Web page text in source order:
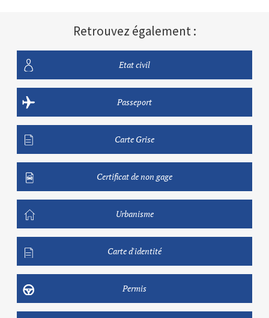
Retrouvez également :
Etat civil
Passeport
Carte Grise
Certificat de non gage
Urbanisme
Carte d'identité
Permis